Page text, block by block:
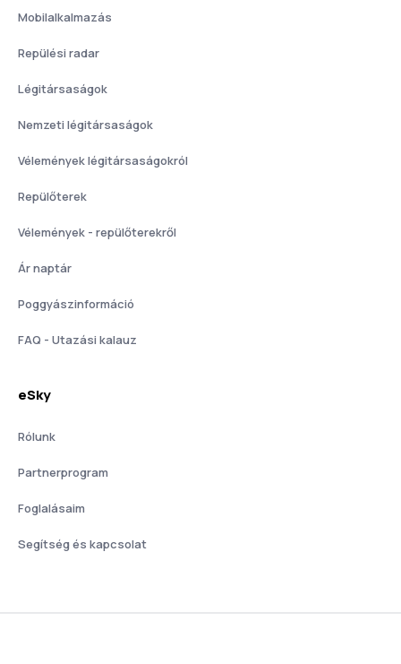
Mobilalkalmazás
Repülési radar
Légitársaságok
Nemzeti légitársaságok
Vélemények légitársaságokról
Repülőterek
Vélemények - repülőterekről
Ár naptár
Poggyászinformáció
FAQ - Utazási kalauz
eSky
Rólunk
Partnerprogram
Foglalásaim
Segítség és kapcsolat